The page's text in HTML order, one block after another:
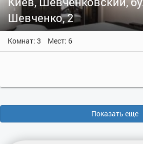
Шевченко, 2
Комнат: 3 Мест: 6
Показать еще